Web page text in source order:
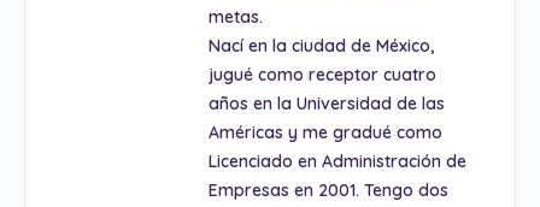
metas.
Nací en la ciudad de México,
jugué como receptor cuatro
años en la Universidad de las
Américas y me gradué como
Licenciado en Administración de
Empresas en 2001. Tengo dos